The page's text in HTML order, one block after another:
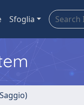
Sfoglia